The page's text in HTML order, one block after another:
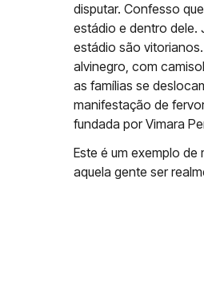
disputar. Confesso
estádio e dentro dele.
estádio são
alvinegro, com
as famílias se
manifestação de
fundada por Vimara
Este é um exemplo
aquela gente ser